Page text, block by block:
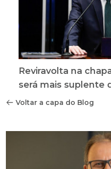
Reviravolta na
será mais suplente
Voltar a capa do Blog